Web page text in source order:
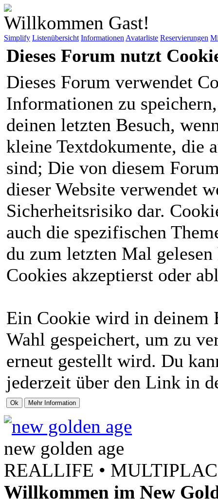
Willkommen Gast!
Simplify Listenübersicht Informationen Avatarliste Reservierungen
Dieses Forum nutzt
Dieses Forum verwendet
Informationen zu
deinen letzten Besuch,
kleine Textdokumente, die
sind; Die von diesem
dieser Website verwendet
Sicherheitsrisiko dar.
auch die spezifischen
du zum letzten Mal
Cookies akzeptierst oder
Ein Cookie wird in deinem
Wahl gespeichert, um zu
erneut gestellt wird. Du
jederzeit über den Link in
new golden age
REALLIFE •
Willkommen im New